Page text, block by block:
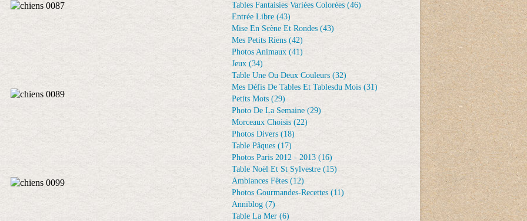
Tables Fantaisies Variées Colorées (46)
Entrée Libre (43)
Mise En Scène Et Rondes (43)
Mes Petits Riens (42)
Photos Animaux (41)
Jeux (34)
Table Une Ou Deux Couleurs (32)
Mes Défis De Tables Et Tablesdu Mois (31)
Petits Mots (29)
Photo De La Semaine (29)
Morceaux Choisis (22)
Photos Divers (18)
Table Pâques (17)
Photos Paris 2012 - 2013 (16)
Table Noël Et St Sylvestre (15)
Ambiances Fêtes (12)
Photos Gourmandes-Recettes (11)
Anniblog (7)
Table La Mer (6)